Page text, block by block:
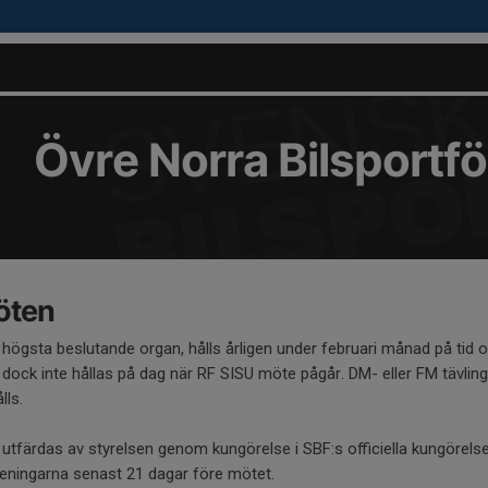
Övre Norra
beslutande organ, hålls årligen under februari månad på tid
inte hållas på dag när RF SISU möte pågår. DM- eller FM
av styrelsen genom kungörelse i SBF:s officiella
senast 21 dagar före mötet.